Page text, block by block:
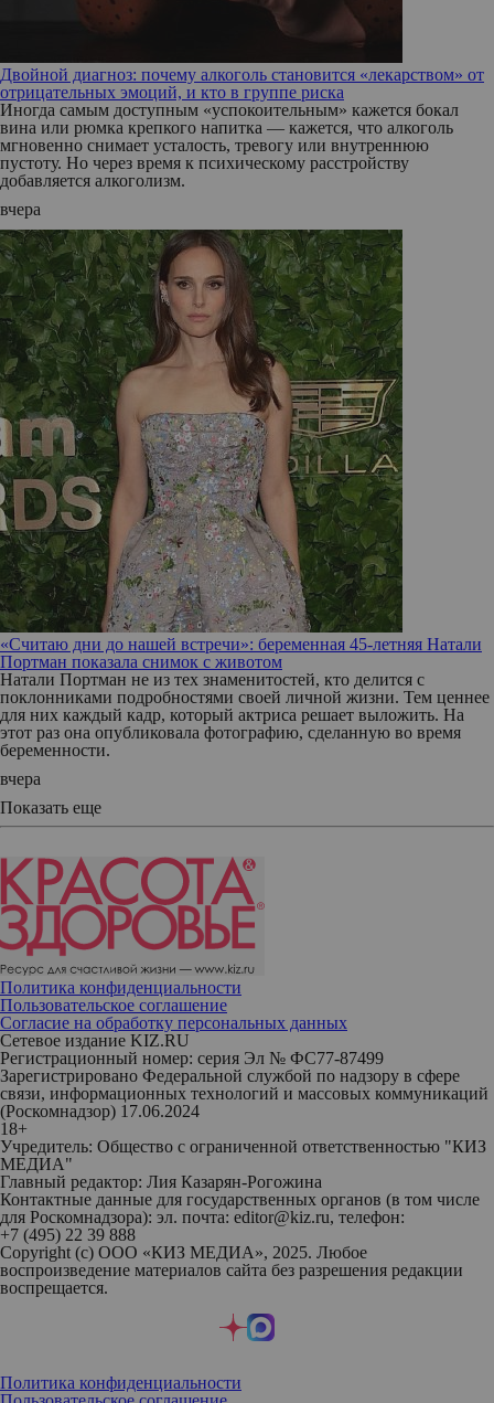
Двойной диагноз: почему алкоголь становится «лекарством» от
отрицательных эмоций, и кто в группе риска
Иногда самым доступным «успокоительным» кажется бокал
вина или рюмка крепкого напитка — кажется, что алкоголь
мгновенно снимает усталость, тревогу или внутреннюю
пустоту. Но через время к психическому расстройству
добавляется алкоголизм.
вчера
«Считаю дни до нашей встречи»: беременная 45-летняя Натали
Портман показала снимок с животом
Натали Портман не из тех знаменитостей, кто делится с
поклонниками подробностями своей личной жизни. Тем ценнее
для них каждый кадр, который актриса решает выложить. На
этот раз она опубликовала фотографию, сделанную во время
беременности.
вчера
Показать еще
Политика конфиденциальности
Пользовательское соглашение
Согласие на обработку персональных данных
Сетевое издание KIZ.RU
Регистрационный номер: серия Эл № ФС77-87499
Зарегистрировано Федеральной службой по надзору в сфере
связи, информационных технологий и массовых коммуникаций
(Роскомнадзор) 17.06.2024
18+
Учредитель: Общество с ограниченной ответственностью "КИЗ
МЕДИА"
Главный редактор: Лия Казарян-Рогожина
Контактные данные для государственных органов (в том числе
для Роскомнадзора): эл. почта: editor@kiz.ru, телефон:
+7 (495) 22 39 888
Copyright (с) ООО «КИЗ МЕДИА», 2025. Любое
воспроизведение материалов сайта без разрешения редакции
воспрещается.
Политика конфиденциальности